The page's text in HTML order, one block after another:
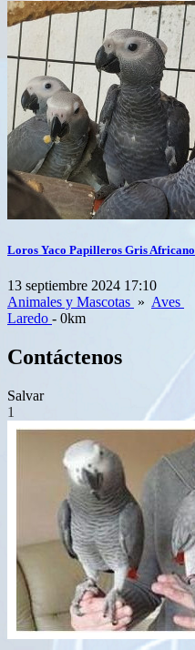
Loros Yaco Papilleros Gris
13 septiembre 2024 17:10
Animales y Mascotas » Aves
Laredo - 0km
Contáctenos
Salvar
1